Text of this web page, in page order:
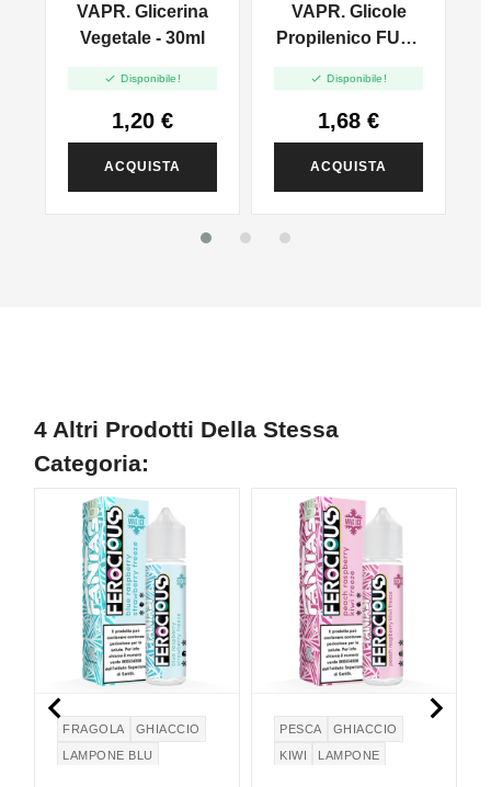
VAPR. Glicerina
Vegetale - 30ml
 Disponibile!
1,20 €
ACQUISTA
VAPR. Glicole
Propilenico FULL
 Disponibile!
1,68 €
ACQUISTA
4 Altri Prodotti Della Stessa
Categoria:
FRAGOLA
GHIACCIO
LAMPONE BLU
NON DISPONIBILE
PESCA
GHIACCIO
KIWI
LAMPONE
 